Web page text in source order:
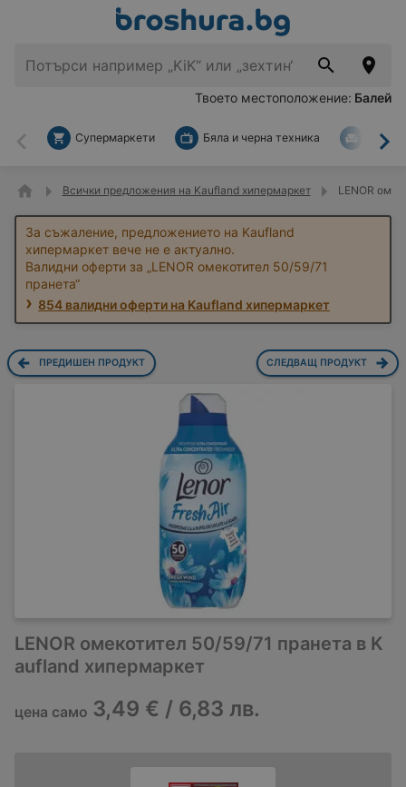
Твоето местоположение: Балей
Назад
Супермаркети Бяла и черна техника За
Всички предложения на Kaufland хипермаркет LENOR
За съжаление, предложението на Kaufland
хипермаркет вече не е актуално.
Валидни оферти за „LENOR омекотител 50/59/71
пранета“
854 валидни оферти на Kaufland хипермаркет
ПРЕДИШЕН ПРОДУКТ СЛЕДВАЩ ПРОДУКТ
LENOR омекотител 50/59/71 пранета в K
aufland хипермаркет
цена само 3,49 € / 6,83 лв.